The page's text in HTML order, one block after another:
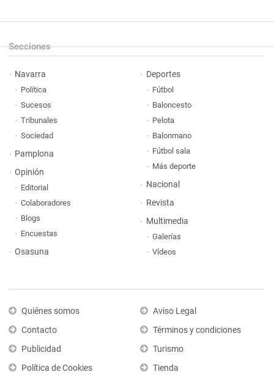
Secciones
Navarra
Política
Sucesos
Tribunales
Sociedad
Pamplona
Opinión
Editorial
Colaboradores
Blogs
Encuestas
Osasuna
Deportes
Fútbol
Baloncesto
Pelota
Balonmano
Fútbol sala
Más deporte
Nacional
Revista
Multimedia
Galerías
Vídeos
Quiénes somos
Contacto
Publicidad
Política de Cookies
Aviso Legal
Términos y condiciones
Turismo
Tienda